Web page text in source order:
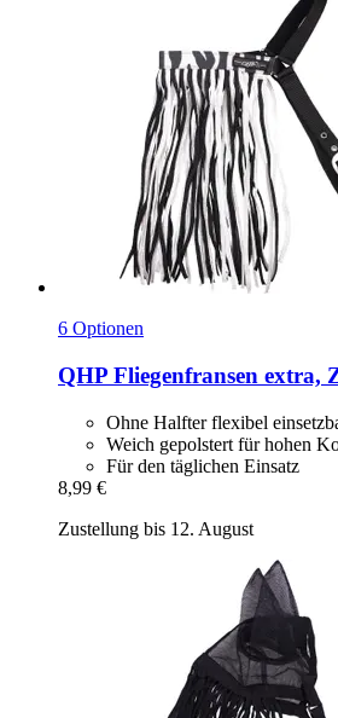
6 Optionen
QHP Fliegenfransen extra,
Ohne Halfter flexibel
Weich gepolstert für hohen
Für den täglichen Einsatz
8,99 €
Zustellung bis 12. August